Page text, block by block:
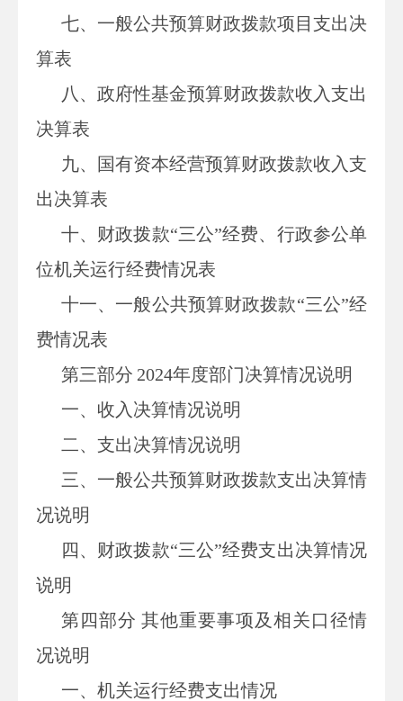
七、 一般公共预算财政拨款项目支出决
算表
八 、政府性基金预算财政拨款收入支出
决算表
九、国有资本经营预算财政拨款收入支
出决算表
十、 财政拨款“三公”经费、行政参公单
位机关运行经费情况表
十一、一般公共预算财政拨款“三公”经
费情况表
第三部分 2024年度部门决算情况说明
一、收入决算情况说明
二、支出决算情况说明
三、一般公共预算财政拨款支出决算情
况说明
四、财政拨款“三公”经费支出决算情况
说明
第四部分 其他重要事项及相关口径情
况说明
一、 机关运行经费支出情况